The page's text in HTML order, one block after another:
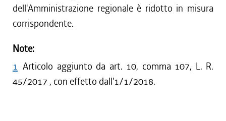
dell'Amministrazione regionale è ridotto in misura
corrispondente.
Note:
1 Articolo aggiunto da art. 10, comma 107, L. R.
45/2017 , con effetto dall'1/1/2018.